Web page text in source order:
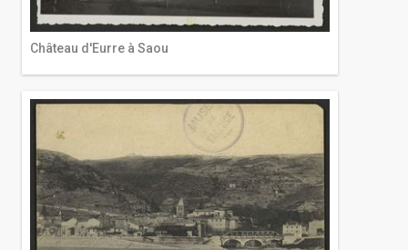
Château d'Eurre à Saou